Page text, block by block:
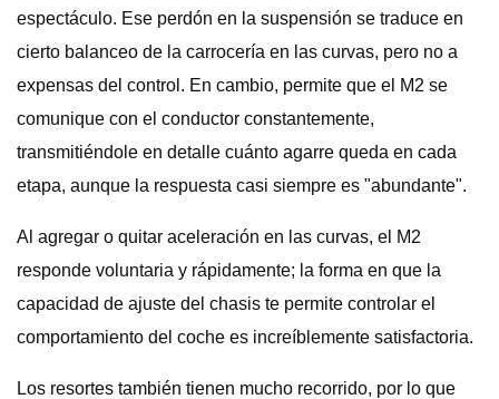
espectáculo. Ese perdón en la suspensión se traduce en
cierto balanceo de la carrocería en las curvas, pero no a
expensas del control. En cambio, permite que el M2 se
comunique con el conductor constantemente,
transmitiéndole en detalle cuánto agarre queda en cada
etapa, aunque la respuesta casi siempre es "abundante".
Al agregar o quitar aceleración en las curvas, el M2
responde voluntaria y rápidamente; la forma en que la
capacidad de ajuste del chasis te permite controlar el
comportamiento del coche es increíblemente satisfactoria.
Los resortes también tienen mucho recorrido, por lo que